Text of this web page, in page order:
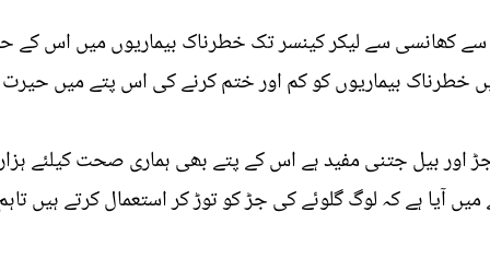
سے کھانسی سے لیکر کینسر تک خطرناک بیماریوں میں اس کے
بیماریوں کو کم اور ختم کرنے کی اس پتے میں
اور بیل جتنی مفید ہے اس کے پتے بھی ہماری صحت کیلئے ہزار
آیا ہے کہ لوگ گلوئے کی جڑ کو توڑ کر استعمال کرتے ہیں